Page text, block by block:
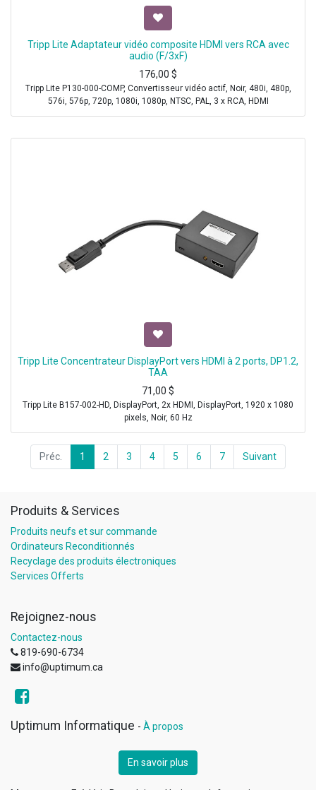
Tripp Lite Adaptateur vidéo composite HDMI vers RCA avec
audio (F/3xF)
176,00 $
Tripp Lite P130-000-COMP, Convertisseur vidéo actif, Noir, 480i, 480p,
576i, 576p, 720p, 1080i, 1080p, NTSC, PAL, 3 x RCA, HDMI
Tripp Lite Concentrateur DisplayPort vers HDMI à 2 ports, DP1.2,
TAA
71,00 $
Tripp Lite B157-002-HD, DisplayPort, 2x HDMI, DisplayPort, 1920 x 1080
pixels, Noir, 60 Hz
Préc. 1 2 3 4 5 6 7 Suivant
Produits & Services
Produits neufs et sur commande
Ordinateurs Reconditionnés
Recyclage des produits électroniques
Services Offerts
Rejoignez-nous
Contactez-nous
819-690-6734
info@uptimum.ca
Uptimum Informatique - À propos
En savoir plus